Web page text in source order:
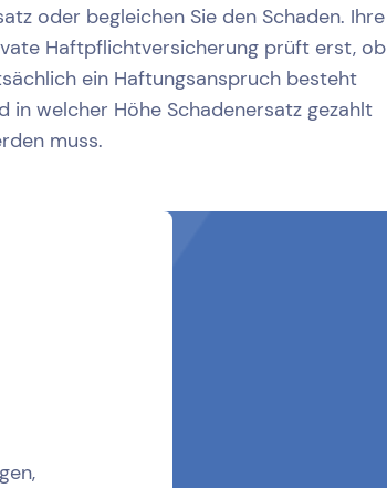
oder begleichen Sie den Schaden. Ihre
Haftpflichtversicherung prüft erst, ob
ein Haftungsanspruch besteht
in welcher Höhe Schadenersatz gezahlt
muss.